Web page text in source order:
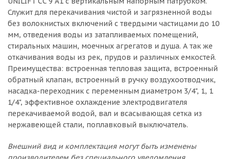
Служит для перекачивания чистой и загрязненной воды
без волокнистых включений с твердыми частицами до 10
мм, отведения воды из затапливаемых помещений,
стиральных машин, моечных агрегатов и душа. А так же
откачивания воды из рек, прудов и различных емкостей.
Преимущества: встроенная тепловая защита, встроенный
обратный клапан, встроенный в ручку воздухоотводчик,
насадка-переходник с переменным диаметром 3/4", 1, 1
1/4", эффективное охлаждение электродвигателя
перекачиваемой водой, вал и всасывающая сетка из
нержавеющей стали, поплавковый выключатель.
Внешний вид и комплектация могут быть изменены